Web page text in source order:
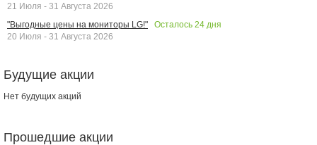
21 Июля - 31 Августа 2026
"Выгодные цены на мониторы LG!"
Осталось 24 дня
20 Июля - 31 Августа 2026
Будущие акции
Нет будущих акций
Прошедшие акции